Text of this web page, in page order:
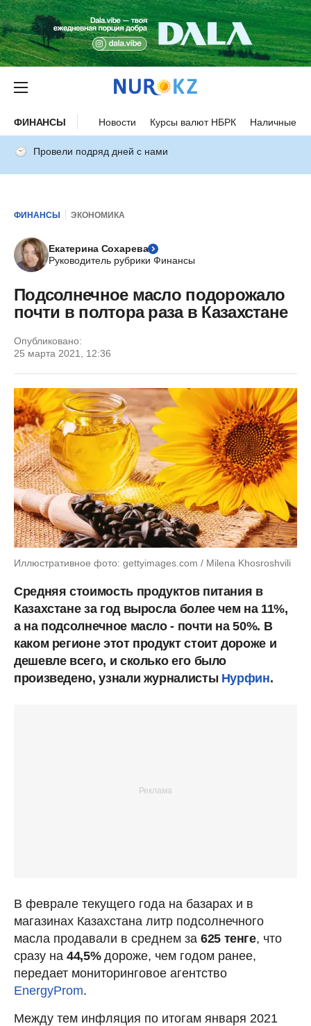
ФИНАНСЫ Новости Курсы валют НБРК Наличные
Провели подряд дней с нами
ФИНАНСЫ ЭКОНОМИКА
Екатерина Сохарева
Руководитель рубрики Финансы
Подсолнечное масло подорожало
почти в полтора раза в Казахстане
Опубликовано:
25 марта 2021, 12:36
Иллюстративное фото: gettyimages.com / Milena Khosroshvili
Средняя стоимость продуктов питания в
Казахстане за год выросла более чем на 11%,
а на подсолнечное масло - почти на 50%. В
каком регионе этот продукт стоит дороже и
дешевле всего, и сколько его было
произведено, узнали журналисты Нурфин.
В феврале текущего года на базарах и в
магазинах Казахстана литр подсолнечного
масла продавали в среднем за 625 тенге, что
сразу на 44,5%дороже, чем годом ранее,
передает мониторинговое агентство
EnergyProm.
Между тем инфляция по итогам января 2021